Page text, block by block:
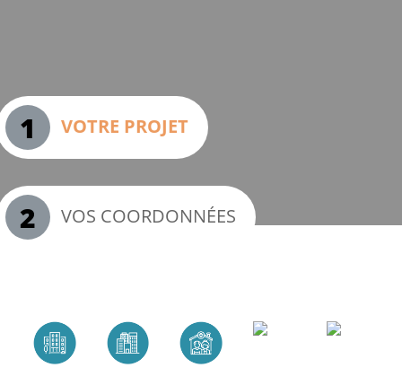
1 VOTRE PROJET
2 VOS COORDONNÉES